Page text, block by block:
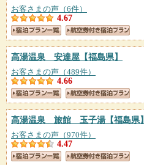
お客さまの声（6件）
4.67
高湯温泉 安達屋 【福島県】
お客さまの声（489件）
4.66
高湯温泉 旅館 玉子湯【福島県】
お客さまの声（970件）
4.47